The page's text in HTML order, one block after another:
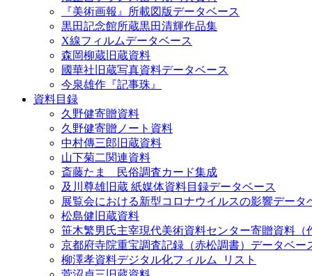
『美術画報』所載図版データベース
黒田記念館所蔵黒田清輝作品集
X線フィルムデータベース
森岡柳蔵旧蔵資料
國華社旧蔵写真資料データベース
今泉雄作『記事珠』
資料目録
久野健寄贈資料
久野健寄贈ノート資料
中村傳三郎旧蔵資料
山下菊二関連資料
斎藤たま 民俗調査カード集成
及川尊雄旧蔵 紙媒体資料目録データベース
展覧会における新型コロナウイルスの影響データ
松島健旧蔵資料
笹木繁男氏主宰現代美術資料センター寄贈資料（
京都府寺院重宝調査記録（赤松調書）データベー
柳澤孝資料デジタル化フィルム_リスト